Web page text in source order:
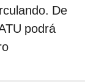
De
podrá